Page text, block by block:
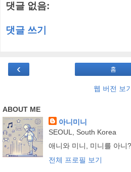
댓글 없음:
댓글 쓰기
‹ 홈
웹 버전 보
ABOUT ME
아니미니
SEOUL, South Korea
애니와 미니, 미니를 아니
전체 프로필 보기